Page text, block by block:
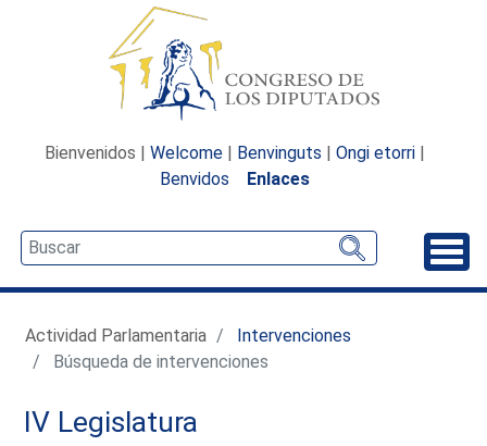
Bienvenidos | Welcome | Benvinguts | Ongi etorri |
Benvidos
Enlaces
Actividad Parlamentaria
Intervenciones
Búsqueda de intervenciones
IV Legislatura